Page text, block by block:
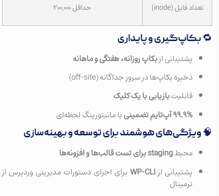
تعداد فایل (inode) حداقل ۲۰۰,۰۰۰
🔁 بکاپ‌گیری و پایداری
پشتیبانی ازبکاپ روزانه، هفتگی و ماهانه
ذخیره بکاپ‌ها در سرور جداگانه (off-site)
قابلیتبازیابی با یک کلیک
۹۹.۹% آپ‌تایم تضمینی
با مانیتورینگ لحظه‌ای
🧠 ویژگی‌های هوشمند برای توسعه‌ و بهینه‌سازی
محیطstaging برای تست قالب‌ها و افزونه‌ها
پشتیبانی ازWP-CLIبرای اجرای دستورات مدیریتی وردپرس از
ترمینال